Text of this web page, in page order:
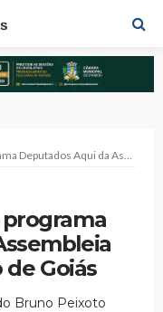
Assembleia Legislativa do Estado de Goiás
programa
de Goiás
Bruno Peixoto